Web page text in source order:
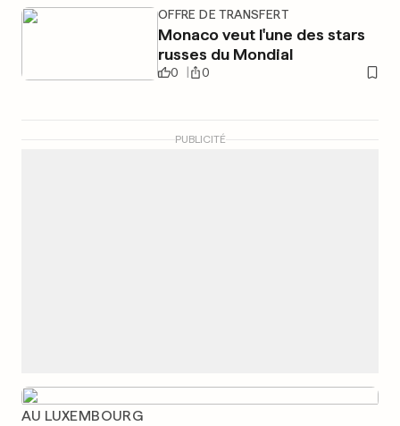
OFFRE DE TRANSFERT
Monaco veut l'une des stars
russes du Mondial
0 0
PUBLICITÉ
AU LUXEMBOURG